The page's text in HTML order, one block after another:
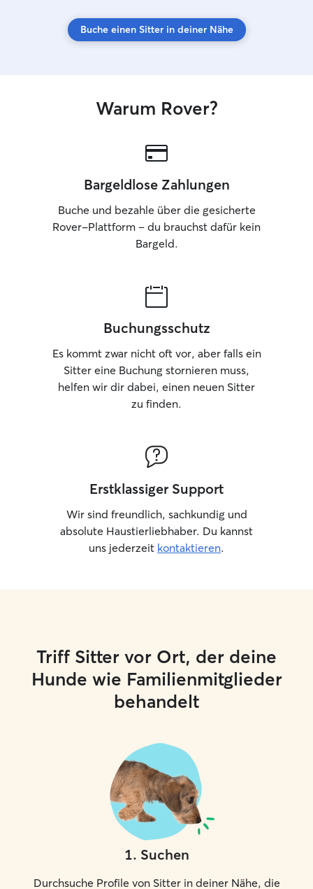
Buche einen Sitter in deiner Nähe
Warum Rover?
Bargeldlose Zahlungen
Buche und bezahle über die gesicherte
Rover-Plattform – du brauchst dafür kein
Bargeld.
Buchungsschutz
Es kommt zwar nicht oft vor, aber falls ein
Sitter eine Buchung stornieren muss,
helfen wir dir dabei, einen neuen Sitter
zu finden.
Erstklassiger Support
Wir sind freundlich, sachkundig und
absolute Haustierliebhaber. Du kannst
uns jederzeit kontaktieren.
Triff Sitter vor Ort, der deine
Hunde wie Familienmitglieder
behandelt
1. Suchen
Durchsuche Profile von Sitter in deiner Nähe, die